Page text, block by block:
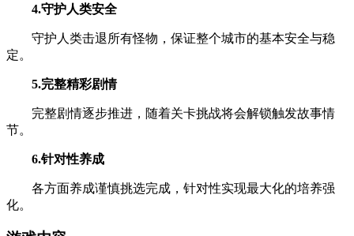
4.守护人类安全
守护人类击退所有怪物，保证整个城市的基本安全与稳
定。
5.完整精彩剧情
完整剧情逐步推进，随着关卡挑战将会解锁触发故事情
节。
6.针对性养成
各方面养成谨慎挑选完成，针对性实现最大化的培养强
化。